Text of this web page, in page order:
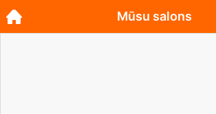
Mūsu salons